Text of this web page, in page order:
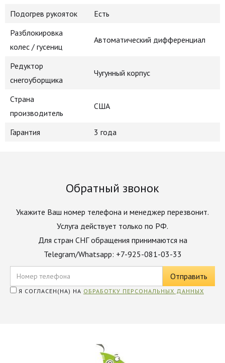
Подогрев рукояток
Есть
Разблокировка
колес / гусениц
Автоматический дифференциал
Редуктор
снегоуборщика
Чугунный корпус
Страна
производитель
США
Гарантия 3 года
Обратный звонок
Укажите Ваш номер телефона и менеджер перезвонит.
Услуга действует только по РФ.
Для стран СНГ обращения принимаются на
Telegram/Whatsapp: +7-925-081-03-33
Я СОГЛАСЕН(НА) НА ОБРАБОТКУ ПЕРСОНАЛЬНЫХ ДАННЫХ